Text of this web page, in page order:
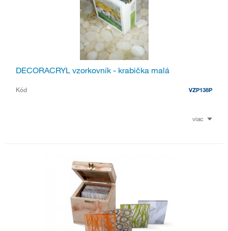
DECORACRYL vzorkovník - krabička malá
Kód VZP138P
viac